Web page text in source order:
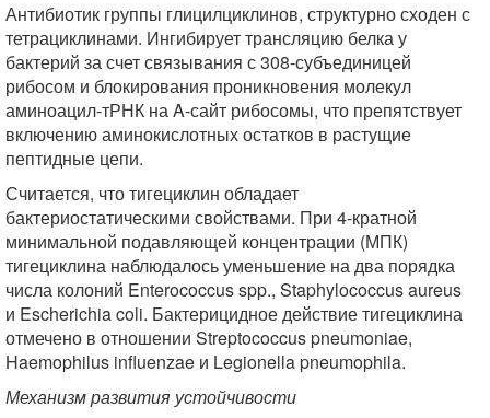
Антибиотик группы глицилциклинов, структурно сходен с
тетрациклинами. Ингибирует трансляцию белка у
бактерий за счет связывания с 308-субъединицей
рибосом и блокирования проникновения молекул
аминоацил-тРНК на A-сайт рибосомы, что препятствует
включению аминокислотных остатков в растущие
пептидные цепи.
Считается, что тигециклин обладает
бактериостатическими свойствами. При 4-кратной
минимальной подавляющей концентрации (МПК)
тигециклина наблюдалось уменьшение на два порядка
числа колоний Enterococcus spp., Staphylococcus aureus
и Escherichia coli. Бактерицидное действие тигециклина
отмечено в отношении Streptococcus pneumoniae,
Haemophilus influenzae и Legionella pneumophila.
Механизм развития устойчивости